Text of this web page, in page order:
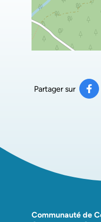
Partager sur
Communauté de